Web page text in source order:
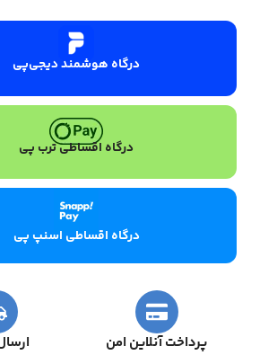
درگاه هوشمند دیجی‌پی
درگاه اقساطی ترب پی
درگاه اقساطی اسنپ پی
پرداخت آنلاین امن